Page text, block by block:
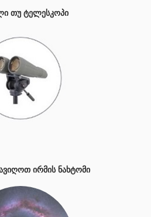
ᲗᲣ ᲢᲔᲚᲔᲡᲙᲝᲞᲘ
ᲘᲠᲛᲘᲡ ᲜᲐᲮᲢᲝᲛᲘ